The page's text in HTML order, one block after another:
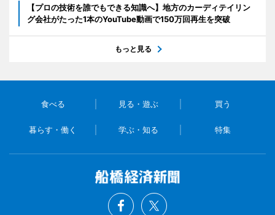
【プロの技術を誰でもできる知識へ】地方のカーディテイリン
グ会社がたった1本のYouTube動画で150万回再生を突破
もっと見る
食べる 見る・遊ぶ 買う
暮らす・働く 学ぶ・知る 特集